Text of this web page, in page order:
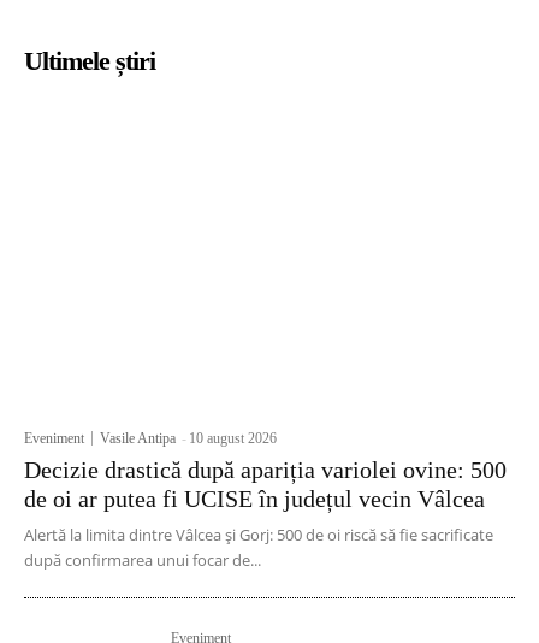
Ultimele știri
Eveniment Vasile Antipa - 10 august 2026
Decizie drastică după apariția variolei ovine: 500
de oi ar putea fi UCISE în județul vecin Vâlcea
Alertă la limita dintre Vâlcea și Gorj: 500 de oi riscă să fie sacrificate
după confirmarea unui focar de...
Eveniment